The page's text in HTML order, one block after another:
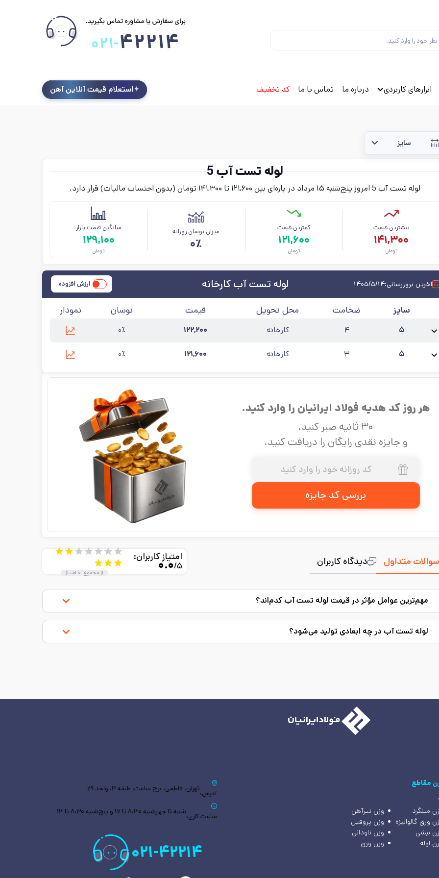
ابزارهای کاربردی درباره ما تماس با ما کد تخفیف استعلام قیمت آنلاین آهن
سایز
لوله تست آب 5
لوله تست آب 5 امروز پنج‌شنبه ۱۵ مرداد در بازه‌ای بین ۱۲۱,۶۰۰ تا ۱۴۱,۳۰۰ تومان (بدون احتساب مالیات) قرار دارد.
بیشترین قیمت
۱۴۱,۳۰۰
تومان
کمترین قیمت
۱۲۱,۶۰۰
تومان
میزان نوسان روزانه
۰٪
میانگین قیمت بازار
۱۲۹,۱۰۰
تومان
ارزش افزوده لوله تست آب کارخانه آخرین بروزرسانی:۱۴۰۵/۵/۱۴
سایز ضخامت محل تحویل قیمت نوسان نمودار
۵ ۴ کارخانه ۱۲۲,۲۰۰ ۰٪
۵ ۳ کارخانه ۱۲۱,۶۰۰ ۰٪
هر روز کد هدیه فولاد ایرانیان را وارد کنید.
۳۰ ثانیه صبر کنید.
و جایزه نقدی رایگان را دریافت کنید.
بررسی کد جایزه
سوالات متداول دیدگاه کاربران امتیاز کاربران:
۰.۰/۵
از مجموع: ۰ امتیاز
مهم‌ترین عوامل مؤثر در قیمت لوله تست آب کدم‌اند؟
لوله تست آب در چه ابعادی تولید می‌شود؟
مقاطع
میلگرد
وزن تیرآهن
ورق گالوانیزه
وزن پروفیل
نبشی
وزن ناودانی
لوله
وزن ورق
آدرس:تهران، فاطمی، برج ساعت، طبقه ۳، واحد ۳۱
ساعت کاری:شنبه تا چهارشنبه ۸:۳۰ تا ۱۷ و پنج‌شنبه ۸:۳۰ تا ۱۳
۰۲۱-۴۲۲۱۴